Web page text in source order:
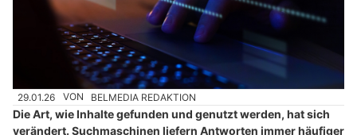
29.01.26 VON BELMEDIA REDAKTION
Die Art, wie Inhalte gefunden und genutzt werden, hat sich
verändert. Suchmaschinen liefern Antworten immer häufiger